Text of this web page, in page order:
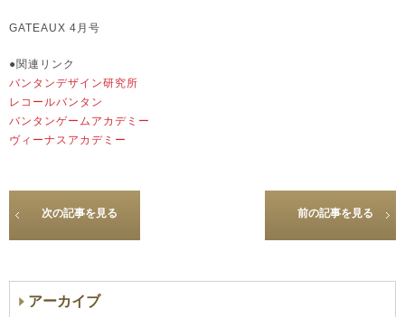
GATEAUX 4月号
●関連リンク
バンタンデザイン研究所
レコールバンタン
バンタンゲームアカデミー
ヴィーナスアカデミー
次の記事を見る 前の記事を見る
アーカイブ